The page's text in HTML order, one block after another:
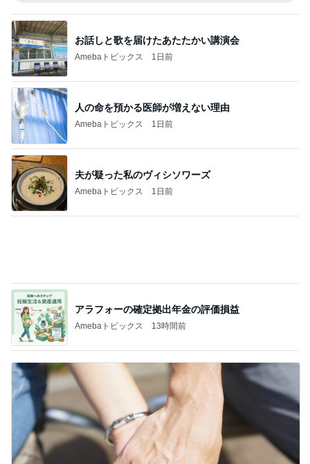
お話しと歌を届けたあたたかい講演会
Amebaトピックス 1日前
人の命を預かる医師が増えない理由
Amebaトピックス 1日前
夫が疑った私のヴィシソワーズ
Amebaトピックス 1日前
アラフォーの確定拠出年金の評価損益
Amebaトピックス 13時間前